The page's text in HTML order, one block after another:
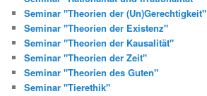
Seminar "Theorien der (Un)Gerechtigkeit"
Seminar "Theorien der Existenz"
Seminar "Theorien der Kausalität"
Seminar "Theorien der Zeit"
Seminar "Theorien des Guten"
Seminar "Tierethik"